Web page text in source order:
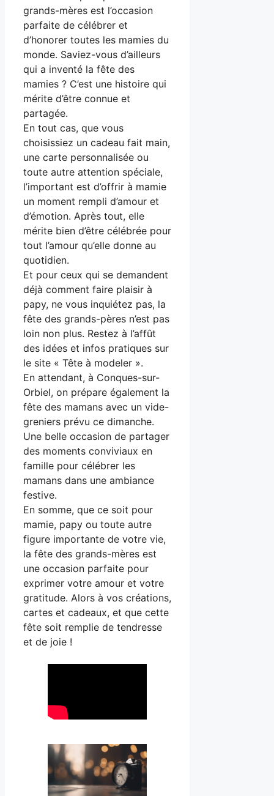
grands-mères est l’occasion
parfaite de célébrer et
d’honorer toutes les mamies du
monde. Saviez-vous d’ailleurs
qui a inventé la fête des
mamies ? C’est une histoire qui
mérite d’être connue et
partagée.
En tout cas, que vous
choisissiez un cadeau fait main,
une carte personnalisée ou
toute autre attention spéciale,
l’important est d’offrir à mamie
un moment rempli d’amour et
d’émotion. Après tout, elle
mérite bien d’être célébrée pour
tout l’amour qu’elle donne au
quotidien.
Et pour ceux qui se demandent
déjà comment faire plaisir à
papy, ne vous inquiétez pas, la
fête des grands-pères n’est pas
loin non plus. Restez à l’affût
des idées et infos pratiques sur
le site « Tête à modeler ».
En attendant, à Conques-sur-
Orbiel, on prépare également la
fête des mamans avec un vide-
greniers prévu ce dimanche.
Une belle occasion de partager
des moments conviviaux en
famille pour célébrer les
mamans dans une ambiance
festive.
En somme, que ce soit pour
mamie, papy ou toute autre
figure importante de votre vie,
la fête des grands-mères est
une occasion parfaite pour
exprimer votre amour et votre
gratitude. Alors à vos créations,
cartes et cadeaux, et que cette
fête soit remplie de tendresse
et de joie !